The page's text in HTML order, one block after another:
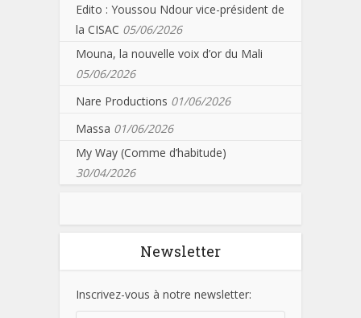
Edito : Youssou Ndour vice-président de
la CISAC 05/06/2026
Mouna, la nouvelle voix d’or du Mali
05/06/2026
Nare Productions 01/06/2026
Massa 01/06/2026
My Way (Comme d’habitude)
30/04/2026
Newsletter
Inscrivez-vous à notre newsletter: